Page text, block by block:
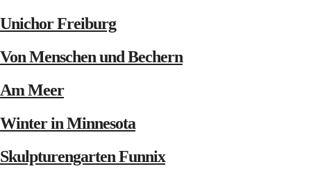
Unichor Freiburg
Von Menschen und Bechern
Am Meer
Winter in Minnesota
Skulpturengarten Funnix